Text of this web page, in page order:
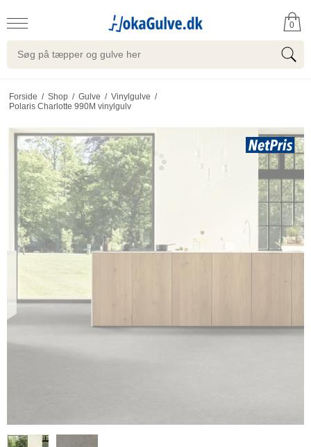
0
Forside / Shop / Gulve / Vinylgulve /
Polaris Charlotte 990M vinylgulv